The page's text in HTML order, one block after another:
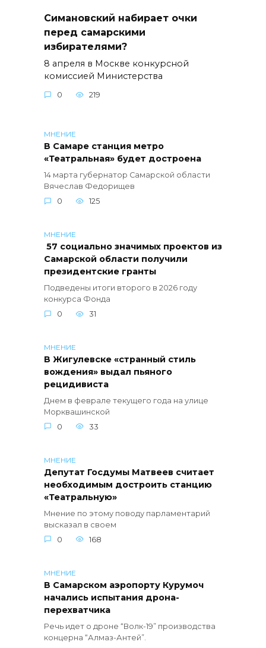
Симановский набирает очки
перед самарскими
избирателями?
8 апреля в Москве конкурсной
комиссией Министерства
0 219
МНЕНИЕ
В Самаре станция метро
«Театральная» будет достроена
14 марта губернатор Самарской области
Вячеслав Федорищев
0
125
МНЕНИЕ
57 социально значимых проектов из
Самарской области получили
президентские гранты
Подведены итоги второго в 2026 году
конкурса Фонда
0
31
МНЕНИЕ
В Жигулевске «странный стиль
вождения» выдал пьяного
рецидивиста
Днем в феврале текущего года на улице
Морквашинской
0
33
МНЕНИЕ
Депутат Госдумы Матвеев считает
необходимым достроить станцию
«Театральную»
Мнение по этому поводу парламентарий
высказал в своем
0
168
МНЕНИЕ
В Самарском аэропорту Курумоч
начались испытания дрона-
перехватчика
Речь идет о дроне “Волк-19” производства
концерна “Алмаз-Антей”.